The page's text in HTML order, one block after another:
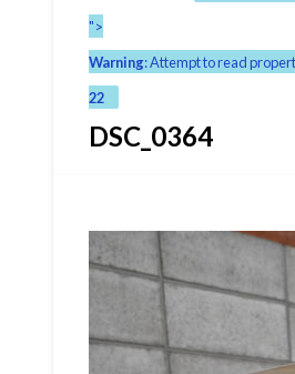
">
Warning: Attempt to read
22
DSC_0364